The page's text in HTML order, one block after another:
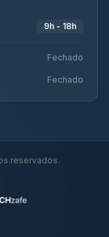
9h - 18h
Fechado
Fechado
reservados.